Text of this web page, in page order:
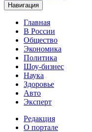
Навигация
Главная
В России
Общество
Экономика
Политика
Шоу-бизнес
Наука
Здоровье
Авто
Эксперт
Редакция
О портале